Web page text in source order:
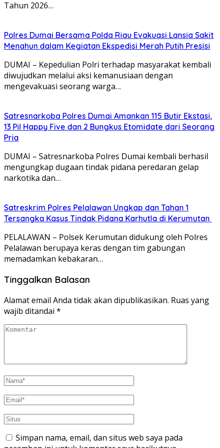
Tahun 2026…
Polres Dumai Bersama Polda Riau Evakuasi Lansia Sakit
Menahun dalam Kegiatan Ekspedisi Merah Putih Presisi
DUMAI – Kepedulian Polri terhadap masyarakat kembali
diwujudkan melalui aksi kemanusiaan dengan
mengevakuasi seorang warga…
Satresnarkoba Polres Dumai Amankan 115 Butir Ekstasi,
13 Pil Happy Five dan 2 Bungkus Etomidate dari Seorang
Pria
DUMAI – Satresnarkoba Polres Dumai kembali berhasil
mengungkap dugaan tindak pidana peredaran gelap
narkotika dan…
Satreskrim Polres Pelalawan Ungkap dan Tahan 1
Tersangka Kasus Tindak Pidana Karhutla di Kerumutan
PELALAWAN – Polsek Kerumutan didukung oleh Polres
Pelalawan berupaya keras dengan tim gabungan
memadamkan kebakaran…
Tinggalkan Balasan
Alamat email Anda tidak akan dipublikasikan. Ruas yang
wajib ditandai *
Simpan nama, email, dan situs web saya pada